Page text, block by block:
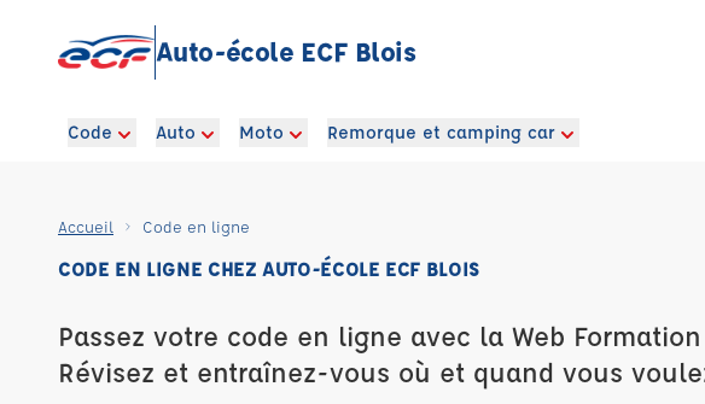
Auto-école ECF Blois
Code Auto Moto Remorque et camping car
Accueil Code en ligne
CODE EN LIGNE CHEZ AUTO-ÉCOLE ECF BLOIS
Passez votre code en ligne avec la Web Formation
Révisez et entraînez-vous où et quand vous